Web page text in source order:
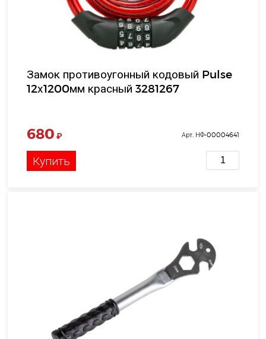
Замок противоугонный кодовый Pulse
12х1200мм красный 3281267
680 ₽ Арт. НФ-00004641
Купить